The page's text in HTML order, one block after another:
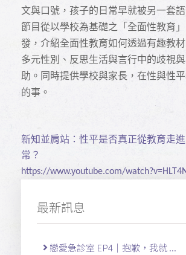
文與口號，孩子的日常早就被另一套語
節目從以學校為基礎之「全面性教育
發，介紹全面性教育如何透過有趣教
多元性別、反思生活與言行中的歧視
助。同時提供學校與家長，在性與性
的事。
新知並肩站：性平是否真正從教育走
常？
https://www.youtube.com/
最新訊息
戀愛急診室 EP4｜抱歉，我就 ...